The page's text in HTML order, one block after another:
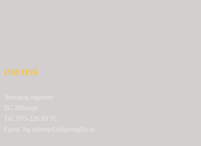
OM OSS
Ansvarig utgivare:
BG Nilensjö
Tel: 070-226 99 95
Epost: bg.nilensjo[at]springlfa.se